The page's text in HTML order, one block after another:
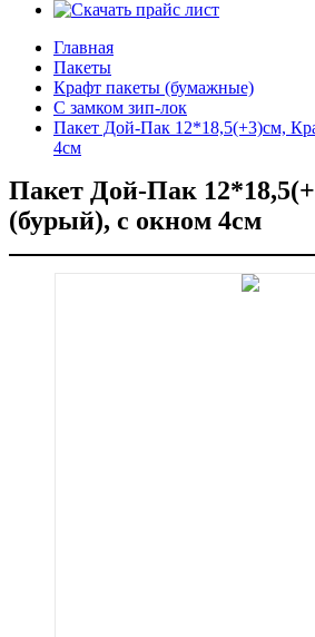
Главная
Пакеты
Крафт пакеты (бумажные)
С замком зип-лок
Пакет Дой-Пак 12*18,5(+3)см,
4см
Пакет Дой-Пак
(бурый), с окном 4см